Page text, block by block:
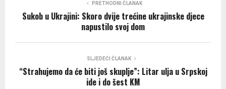
PRETHODNI ČLANAK
Sukob u Ukrajini: Skoro dvije trećine ukrajinske djece
napustilo svoj dom
SLJEDEĆI ČLANAK
“Strahujemo da će biti još skuplje”: Litar ulja u Srpskoj
ide i do šest KM